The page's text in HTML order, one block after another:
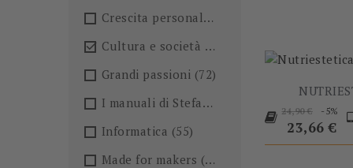
Crescita personale
 Cultura e società
(36)
Grandi passioni (72)
I manuali di Stefano Anselmo
Informatica (55)
Made for makers (13)
Prezzo
base
24,90 € -5%
23,66 €